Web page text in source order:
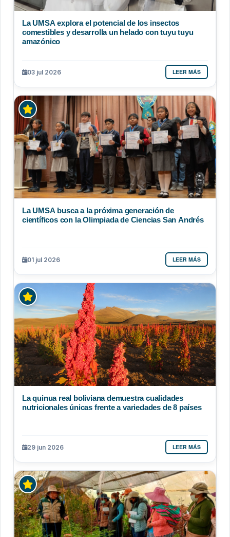
La UMSA explora el potencial de los insectos
comestibles y desarrolla un helado con tuyu tuyu
amazónico
03 jul 2026 LEER MÁS
La UMSA busca a la próxima generación de
científicos con la Olimpiada de Ciencias San Andrés
01 jul 2026 LEER MÁS
La quinua real boliviana demuestra cualidades
nutricionales únicas frente a variedades de 8 países
29 jun 2026 LEER MÁS